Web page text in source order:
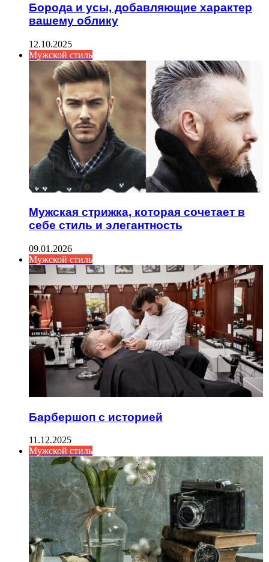
Борода и усы, добавляющие характер
вашему облику
12.10.2025
Мужской стиль
Мужская стрижка, которая сочетает в
себе стиль и элегантность
09.01.2026
Мужской стиль
Барбершоп с историей
11.12.2025
Мужской стиль